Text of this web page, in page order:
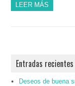
LEER MÁS
Entradas recientes
Deseos de buena